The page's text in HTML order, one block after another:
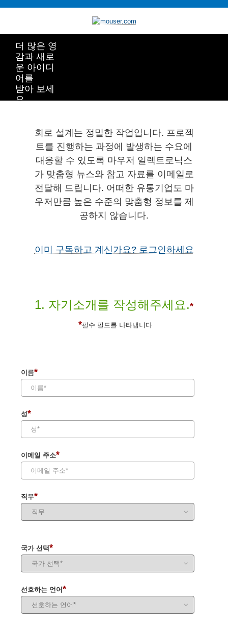
더 많은 영
감과 새로
운 아이디
어를
받아 보세
요
회로 설계는 정밀한 작업입니다. 프로젝
트를 진행하는 과정에 발생하는 수요에
대응할 수 있도록 마우저 일렉트로닉스
가 맞춤형 뉴스와 참고 자료를 이메일로
전달해 드립니다. 어떠한 유통기업도 마
우저만큼 높은 수준의 맞춤형 정보를 제
공하지 않습니다.
이미 구독하고 계신가요? 로그인하세요
1. 자기소개를 작성해주세요.*
*필수 필드를 나타냅니다
이름*
성*
이메일 주소*
직무*
국가 선택*
선호하는 언어 *